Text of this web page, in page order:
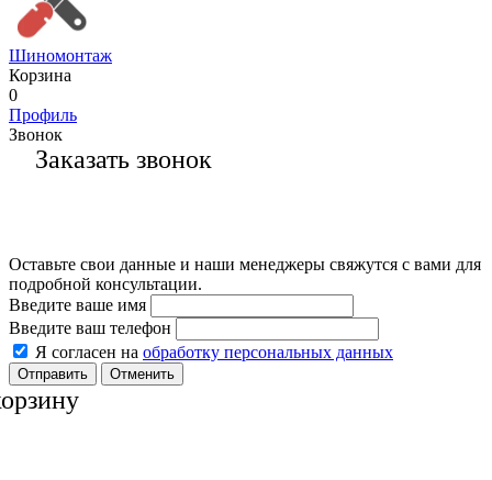
Шиномонтаж
Корзина
0
Профиль
Звонок
Заказать звонок
Оставьте свои данные и наши менеджеры свяжутся с вами для
подробной консультации.
Введите ваше имя
Введите ваш телефон
Я согласен на обработку персональных данных
Отменить